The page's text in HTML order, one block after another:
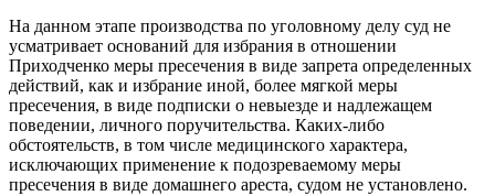
На данном этапе производства по уголовному делу суд не
усматривает оснований для избрания в отношении
Приходченко меры пресечения в виде запрета определенных
действий, как и избрание иной, более мягкой меры
пресечения, в виде подписки о невыезде и надлежащем
поведении, личного поручительства. Каких-либо
обстоятельств, в том числе медицинского характера,
исключающих применение к подозреваемому меры
пресечения в виде домашнего ареста, судом не установлено.